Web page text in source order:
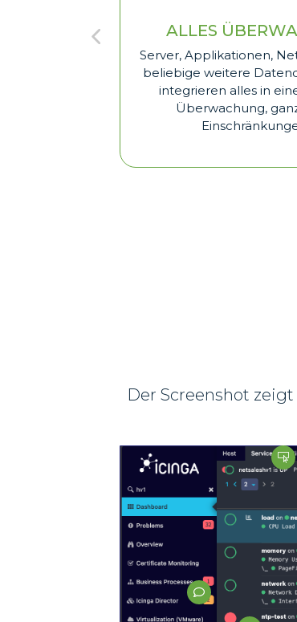
ALLES
Server, Applikationen,
beliebige weitere
integrieren alles in
Überwachung,
Der Screenshot

